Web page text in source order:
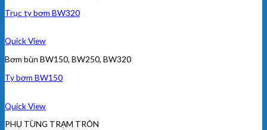
Trục ty bơm BW320
Quick View
Bơm bùn BW150, BW250, BW320
Ty bơm BW150
Quick View
PHỤ TÙNG TRẠM TRÔN